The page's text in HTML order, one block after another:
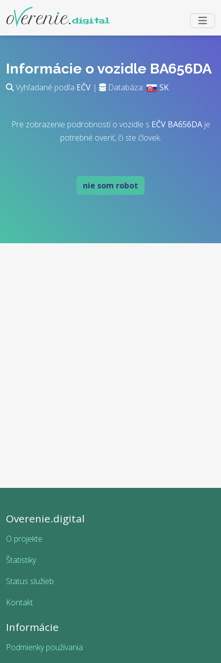
Informácie o vozidle BA656DA
Vyhľadané podľa EČV | Databáza: SK
Pre zobrazenie podrobností o vozidle s EČV BA656DAje
potrebné overiť, či ste človek.
nie som robot
Overenie.digital
O projekte
Štatistiky
Status služieb
Kontakt
Informácie
Podmienky používania